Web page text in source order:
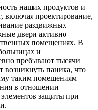
наших продуктов и
включая проектирование,
раздвижных
двери активно
помещениях. В
и
пребывают тысячи
паника, что
таким помещениям
в отношении
защиты при